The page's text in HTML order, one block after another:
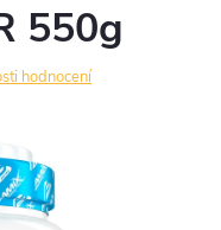
550g
hodnocení